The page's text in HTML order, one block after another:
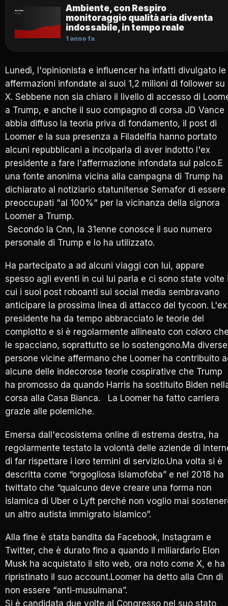
Ambiente, con Respiro
monitoraggio qualità aria diventa
indossabile, in tempo reale
1 anno fa
Lunedì, l'opinionista e influencer ha infatti divulgato le
affermazioni infondate ai suoi 1,2 milioni di follower su
X. Sebbene non sia chiaro il livello di accesso di
a Trump, e anche il suo compagno di corsa JD Vance
abbia diffuso la teoria priva di fondamento, il post di
Loomer e la sua presenza a Filadelfia hanno portato
alcuni repubblicani a incolparla di aver indotto l'ex
presidente a fare l'affermazione infondata sul palco.E
una fonte anonima vicina alla campagna di Trump ha
dichiarato al notiziario statunitense Semafor di essere
preoccupati "al 100%" per la vicinanza della signora
Loomer a Trump.
Secondo la Cnn, la 31enne conosce il suo numero
personale di Trump e lo ha utilizzato.
Ha partecipato a ad alcuni viaggi con lui, appare
spesso agli eventi in cui lui parla e ci sono state volte
cui i suoi post roboanti sui social media sembravano
anticipare la prossima linea di attacco del tycoon. L'ex
presidente ha da tempo abbracciato le teorie del
complotto e si è regolarmente allineato con coloro
le spacciano, soprattutto se lo sostengono.Ma diverse
persone vicine affermano che Loomer ha contribuito
alcune delle indecorose teorie cospirative che Trump
ha promosso da quando Harris ha sostituito Biden
corsa alla Casa Bianca. La Loomer ha fatto carriera
grazie alle polemiche.
Emersa dall'ecosistema online di estrema destra, ha
regolarmente testato la volontà delle aziende di
di far rispettare i loro termini di servizio.Una volta si è
descritta come “orgogliosa islamofoba” e nel 2018 ha
twittato che “qualcuno deve creare una forma non
islamica di Uber o Lyft perché non voglio mai
un altro autista immigrato islamico”.
Alla fine è stata bandita da Facebook, Instagram e
Twitter, che è durato fino a quando il miliardario Elon
Musk ha acquistato il sito web, ora noto come X, e ha
ripristinato il suo account.Loomer ha detto alla Cnn di
non essere “anti-musulmana”.
Si è candidata due volte al Congresso nel suo stato